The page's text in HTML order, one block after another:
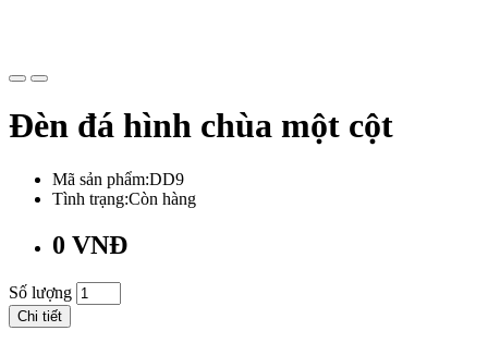
Đèn đá hình chùa một cột
Mã sản phẩm:DD9
Tình trạng:Còn hàng
0 VNĐ
Số lượng
Chi tiết